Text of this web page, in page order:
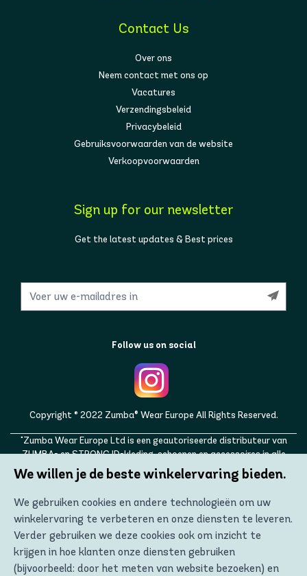
Contact Us
Over ons
Neem contact met ons op
Vacatures
Verzendingsbeleid
Privacybeleid
Gebruiksvoorwaarden van de website
Verkoopvoorwaarden
Sign up for our newsletter
Get the latest updates & Best prices
Follow us on social
Copyright © 2022 Zumba® Wear Europe All Rights Reserved.
"Zumba Wear Europe Ltd is een geautoriseerde distributeur van
ZUMBA- en STRONG ID-kleding, schoenen en accessoires in alle
Europese landen, evenals in het Verenigd Koninkrijk, Noorwegen,
Zwitserland, IJsland, Oekraïne, Moldavië, Turkije, Rusland. ZUMBA,
STRONG ID en de ZUMBA- en STRONG ID-logo's zijn handelsmerken
van Zumba Fitness, LLC en worden met toestemming gebruikt."
We willen je de beste winkelervaring bieden.
We gebruiken cookies en andere technologieën om uw
winkelervaring te verbeteren en onze diensten te leveren.
Verder gebruiken we deze cookies ook om inzicht te
krijgen in hoe klanten onze diensten gebruiken
(bijvoorbeeld: door het meten van website bezoeken) en